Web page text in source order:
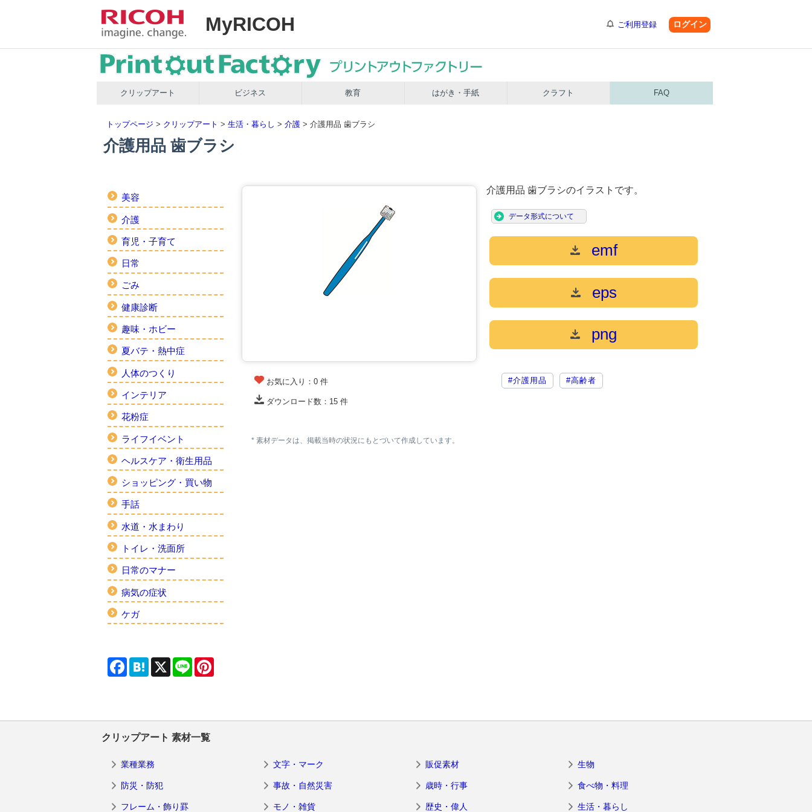
MyRICOH ご利用登録 ログイン
クリップアート ビジネス 教育 はがき・手紙 クラフト FAQ
トップページ > クリップアート > 生活・暮らし > 介護 > 介護用品 歯ブラシ
介護用品 歯ブラシ
美容
介護
育児・子育て
日常
ごみ
健康診断
趣味・ホビー
夏バテ・熱中症
人体のつくり
インテリア
花粉症
ライフイベント
ヘルスケア・衛生用品
ショッピング・買い物
手話
水道・水まわり
トイレ・洗面所
日常のマナー
病気の症状
ケガ
介護用品 歯ブラシのイラストです。
データ形式について
emf
eps
png
お気に入り：0 件
ダウンロード数： 15 件
#介護用品 #高齢者
* 素材データは、掲載当時の状況にもとづいて作成しています。
FacebookHatenaX Line
クリップアート 素材一覧
業種業務 文字・マーク 販促素材 生物
防災・防犯 事故・自然災害 歳時・行事 食べ物・料理
フレーム・飾り罫 モノ・雑貨 歴史・偉人 生活・暮らし